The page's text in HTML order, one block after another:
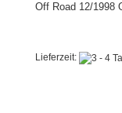
Off Road 12/1998
Lieferzeit: